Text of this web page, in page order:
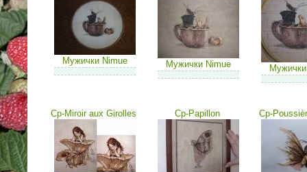
Мужички Nimue Мужички Nimue
Cp-Miroir aux Girolles Cp-Papillon Cp-